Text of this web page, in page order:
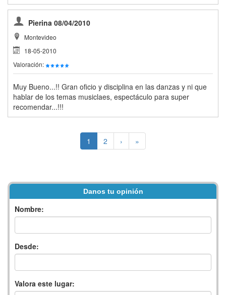
Pierina 08/04/2010
Montevideo
18-05-2010
Valoración:
Muy Bueno...!! Gran oficio y disciplina en las danzas y ni que
hablar de los temas musiclaes, espectáculo para super
recomendar...!!!
1 2 › »
Danos tu opinión
Nombre:
Desde:
Valora este lugar: